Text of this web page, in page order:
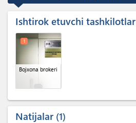
Ishtirok etuvchi tashkilotlar
Bojxona brokeri
1
Natijalar 1